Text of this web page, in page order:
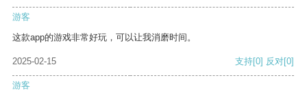
游客
这款app的游戏非常好玩，可以让我消磨时间。
2025-02-15 支持[0] 反对[0]
游客